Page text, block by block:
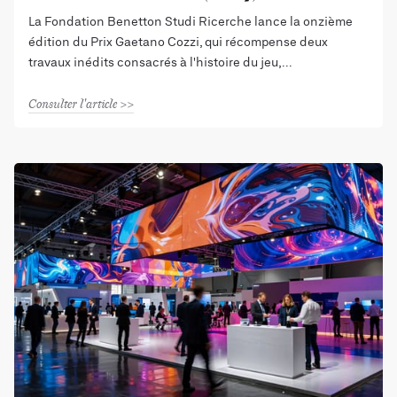
La Fondation Benetton Studi Ricerche lance la onzième
édition du Prix Gaetano Cozzi, qui récompense deux
travaux inédits consacrés à l'histoire du jeu,
Consulter l'article